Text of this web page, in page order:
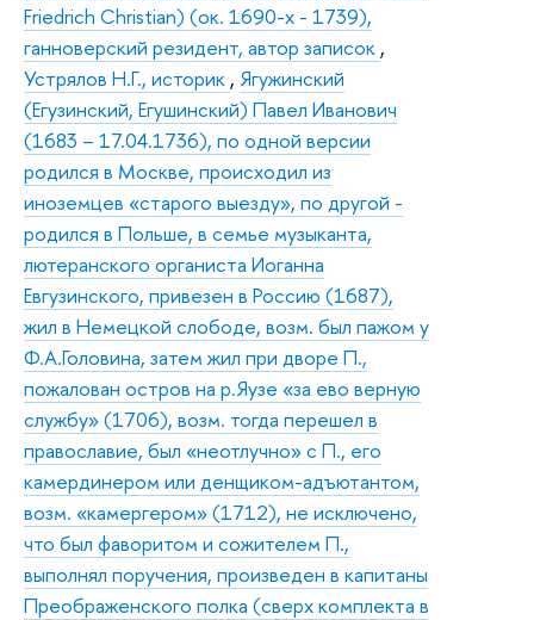
Friedrich Christian) (ок. 1690-х - 1739),
ганноверский резидент, автор записок ,
Устрялов Н.Г., историк , Ягужинский
(Егузинский, Егушинский) Павел Иванович
(1683 – 17.04.1736), по одной версии
родился в Москве, происходил из
иноземцев «старого выезду», по другой -
родился в Польше, в семье музыканта,
лютеранского органиста Иоганна
Евгузинского, привезен в Россию (1687),
жил в Немецкой слободе, возм. был пажом у
Ф.А.Головина, затем жил при дворе П.,
пожалован остров на р.Яузе «за ево верную
службу» (1706), возм. тогда перешел в
православие, был «неотлучно» с П., его
камердинером или денщиком-адъютантом,
возм. «камергером» (1712), не исключено,
что был фаворитом и сожителем П.,
выполнял поручения, произведен в капитаны
Преображенского полка (сверх комплекта в